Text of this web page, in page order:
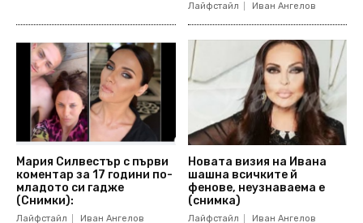
Лайфстайл Иван Ангелов
Мария Силвестър с първи
коментар за 17 години по-
младото си гадже
(Снимки):
Лайфстайл Иван Ангелов
Новата визия на Ивана
шашна всичките й
фенове, неузнаваема е
(снимка)
Лайфстайл Иван Ангелов